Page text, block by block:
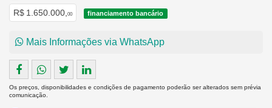
R$ 1.650.000, 00 financiamento bancário
Mais Informações via WhatsApp
Os preços, disponibilidades e condições de pagamento poderão ser alterados sem prévia
comunicação.